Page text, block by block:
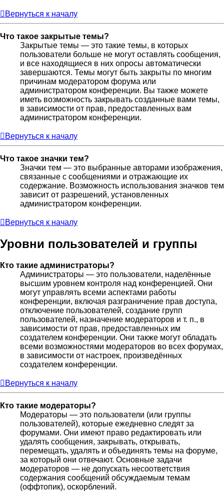
Вернуться к началу
Что такое закрытые темы?
Закрытые темы — это такие темы, в которых
пользователи больше не могут оставлять сообщения,
и все находящиеся в них опросы автоматически
завершаются. Темы могут быть закрыты по многим
причинам модератором форума или
администратором конференции. Вы также можете
иметь возможность закрывать созданные вами темы,
в зависимости от прав, предоставленных вам
администратором конференции.
Вернуться к началу
Что такое значки тем?
Значки тем — это выбранные авторами изображения,
связанные с сообщениями и отражающие их
содержание. Возможность использования значков тем
зависит от разрешений, установленных
администратором конференции.
Вернуться к началу
Уровни пользователей и группы
Кто такие администраторы?
Администраторы — это пользователи, наделённые
высшим уровнем контроля над конференцией. Они
могут управлять всеми аспектами работы
конференции, включая разграничение прав доступа,
отключение пользователей, создание групп
пользователей, назначение модераторов и т. п., в
зависимости от прав, предоставленных им
создателем конференции. Они также могут обладать
всеми возможностями модераторов во всех форумах,
в зависимости от настроек, произведённых
создателем конференции.
Вернуться к началу
Кто такие модераторы?
Модераторы — это пользователи (или группы
пользователей), которые ежедневно следят за
форумами. Они имеют право редактировать или
удалять сообщения, закрывать, открывать,
перемещать, удалять и объединять темы на форуме,
за который они отвечают. Основные задачи
модераторов — не допускать несоответствия
содержания сообщений обсуждаемым темам
(оффтопик), оскорблений.